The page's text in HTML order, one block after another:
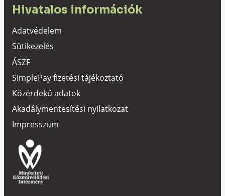
Hivatalos információk
Adatvédelem
Sütikezelés
ÁSZF
SimplePay fizetési tájékoztató
Közérdekű adatok
Akadálymentesítési nyilatkozat
Impresszum